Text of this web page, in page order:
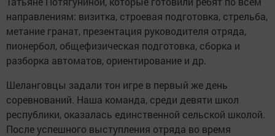
направлениям: визитка, строевая подготовка, стрельба,
метание гранат, презентация руководителя отряда,
пионербол, общефизическая подготовка, сборка и
разборка автоматов, ориентирование и др.
Шеланговцы задали тон игре в первый же день
соревнований. Наша команда, среди девяти школ
республики, оказалась единственной сельской школой.
После успешного выступления отряда во время